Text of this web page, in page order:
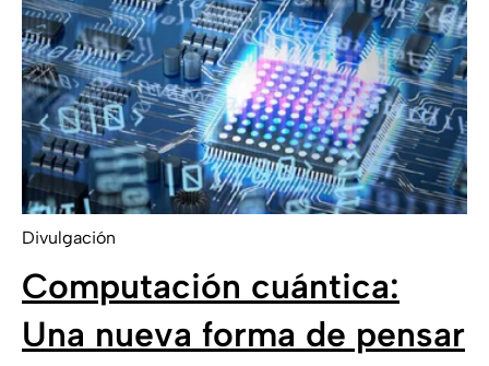
Divulgación
Computación cuántica:
Una nueva forma de pensar